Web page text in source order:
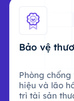
Bảo vệ
Phòng
hiệu và lão
trì tài sản